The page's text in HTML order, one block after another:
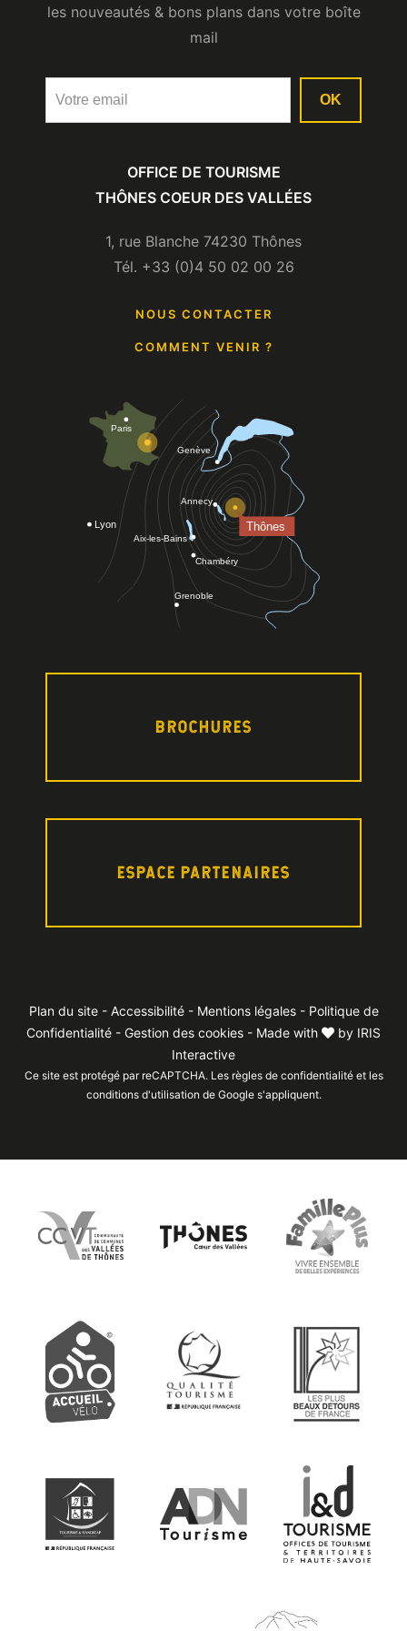
OFFICE DE TOURISME
THÔNES COEUR DES VALLÉES
1, rue Blanche 74230 Thônes
Tél. +33 (0)4 50 02 00 26
NOUS CONTACTER
COMMENT VENIR ?
BROCHURES
ESPACE PARTENAIRES
les nouveautés & bons plans dans votre boîte
mail
OK
Plan du site- Accessibilité- Mentions légales- Politique de
Confidentialité - Gestion des cookies - Made with by IRIS
Interactive
Ce site est protégé par reCAPTCHA. Les règles de confidentialitéet les
conditions d'utilisation de Google s'appliquent.